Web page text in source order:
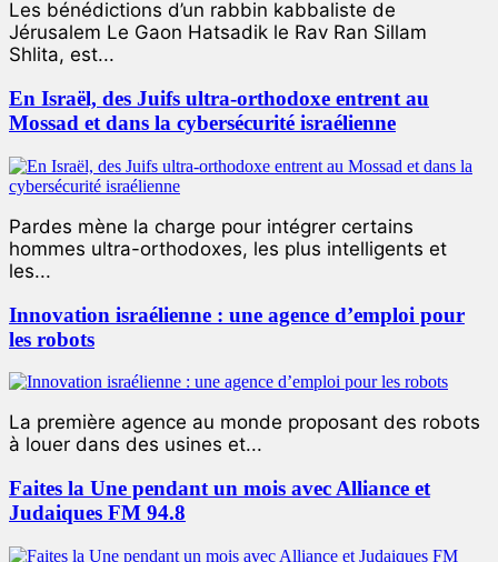
Les bénédictions d’un rabbin kabbaliste de
Jérusalem Le Gaon Hatsadik le Rav Ran Sillam
Shlita, est...
En Israël, des Juifs ultra-orthodoxe entrent au
Mossad et dans la cybersécurité israélienne
Pardes mène la charge pour intégrer certains
hommes ultra-orthodoxes, les plus intelligents et
les...
Innovation israélienne : une agence d’emploi pour
les robots
La première agence au monde proposant des robots
à louer dans des usines et...
Faites la Une pendant un mois avec Alliance et
Judaiques FM 94.8